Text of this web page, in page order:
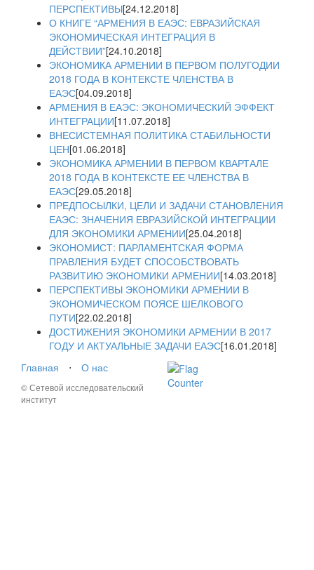
ПЕРСПЕКТИВЫ[24.12.2018]
О КНИГЕ “АРМЕНИЯ В ЕАЭС: ЕВРАЗИЙСКАЯ
ЭКОНОМИЧЕСКАЯ ИНТЕГРАЦИЯ В
ДЕЙСТВИИ”[24.10.2018]
ЭКОНОМИКА АРМЕНИИ В ПЕРВОМ ПОЛУГОДИИ
2018 ГОДА В КОНТЕКСТЕ ЧЛЕНСТВА В
ЕАЭС[04.09.2018]
АРМЕНИЯ В ЕАЭС: ЭКОНОМИЧЕСКИЙ ЭФФЕКТ
ИНТЕГРАЦИИ[11.07.2018]
ВНЕСИСТЕМНАЯ ПОЛИТИКА СТАБИЛЬНОСТИ
ЦЕН[01.06.2018]
ЭКОНОМИКА АРМЕНИИ В ПЕРВОМ КВАРТАЛЕ
2018 ГОДА В КОНТЕКСТЕ ЕЕ ЧЛЕНСТВА В
ЕАЭС[29.05.2018]
ПРЕДПОСЫЛКИ, ЦЕЛИ И ЗАДАЧИ СТАНОВЛЕНИЯ
ЕАЭС: ЗНАЧЕНИЯ ЕВРАЗИЙСКОЙ ИНТЕГРАЦИИ
ДЛЯ ЭКОНОМИКИ АРМЕНИИ[25.04.2018]
ЭКОНОМИСТ: ПАРЛАМЕНТСКАЯ ФОРМА
ПРАВЛЕНИЯ БУДЕТ СПОСОБСТВОВАТЬ
РАЗВИТИЮ ЭКОНОМИКИ АРМЕНИИ[14.03.2018]
ПЕРСПЕКТИВЫ ЭКОНОМИКИ АРМЕНИИ В
ЭКОНОМИЧЕСКОМ ПОЯСЕ ШЕЛКОВОГО
ПУТИ[22.02.2018]
ДОСТИЖЕНИЯ ЭКОНОМИКИ АРМЕНИИ В 2017
ГОДУ И АКТУАЛЬНЫЕ ЗАДАЧИ ЕАЭС[16.01.2018]
Главная
⋅ О нас
© Сетевой исследовательский
институт